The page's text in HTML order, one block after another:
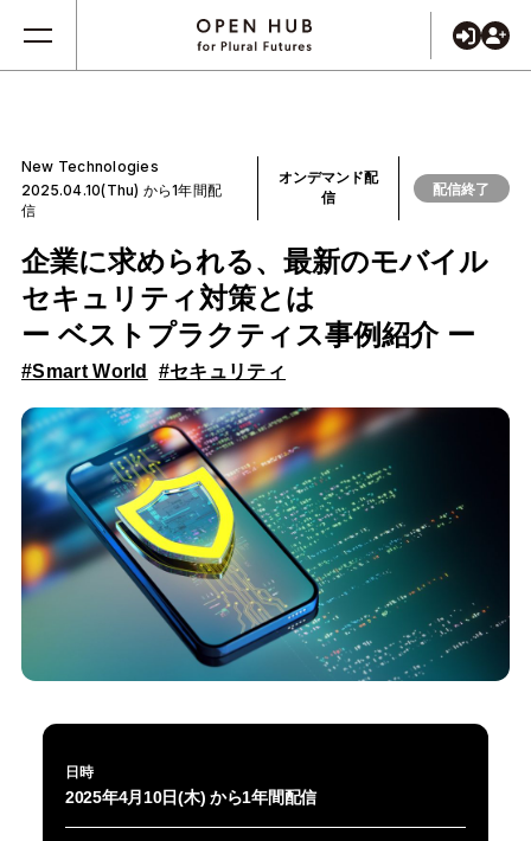
New Technologies
2025.04.10(Thu) から1年間配
信
オンデマンド配
信
配信終了
企業に求められる、最新のモバイル
セキュリティ対策とは
ー ベストプラクティス事例紹介 ー
#Smart World #セキュリティ
日時
2025年4月10日(木) から1年間配信